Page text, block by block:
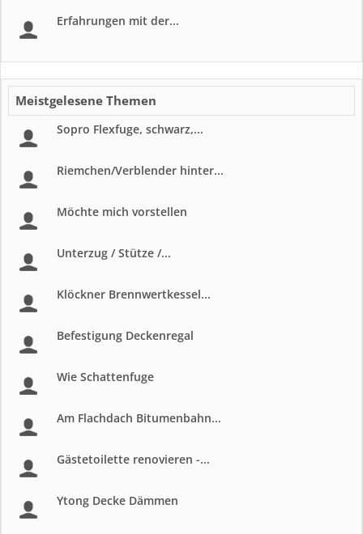
Erfahrungen mit der...
Meistgelesene Themen
Sopro Flexfuge, schwarz,...
Riemchen/Verblender hinter...
Möchte mich vorstellen
Unterzug / Stütze /...
Klöckner Brennwertkessel...
Befestigung Deckenregal
Wie Schattenfuge
Am Flachdach Bitumenbahn...
Gästetoilette renovieren -...
Ytong Decke Dämmen